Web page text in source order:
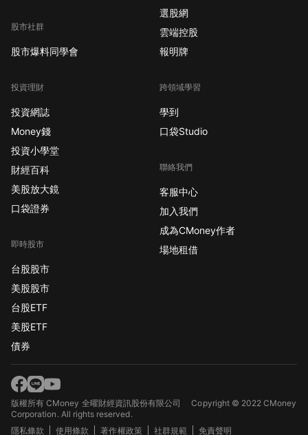
股市社群
股市爆料同學會
投資理財
投資網誌
Money錢
投資小學堂
財經百科
美股放大鏡
口袋證券
即時股市
台股股市
美股股市
台股ETF
美股ETF
債券
選股網
雲端控股
報明牌
跨領域學習
學到
口袋Studio
聯絡我們
客服中心
加入我們
成為CMoney作者
場地租借
版權所有 CMoney 全曜財經資訊股份有限公司Copyright © 2022 CMoney
Corporation. All rights reserved.
隱私條款
使用條款 著作權政策 社群規範 免責聲明